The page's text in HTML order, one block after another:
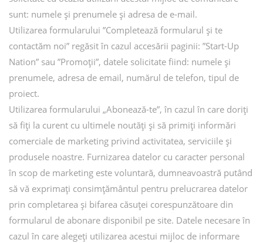
sunt: numele și prenumele și adresa de e-mail.
Utilizarea formularului ”Completează formularul și te
contactăm noi” regăsit în cazul accesării paginii: ”Start-Up
Nation” sau ”Promoții”, datele solicitate fiind: numele și
prenumele, adresa de email, numărul de telefon, tipul de
proiect.
Utilizarea formularului „Abonează-te”, în cazul în care doriți
să fiți la curent cu ultimele noutăți și să primiți informări
comerciale de marketing privind activitatea, serviciile și
produsele noastre. Furnizarea datelor cu caracter personal
în scop de marketing este voluntară, dumneavoastră putând
să vă exprimați consimțământul pentru prelucrarea datelor
prin completarea și bifarea căsuței corespunzătoare din
formularul de abonare disponibil pe site. Datele necesare în
cazul în care alegeți utilizarea acestui mijloc de informare